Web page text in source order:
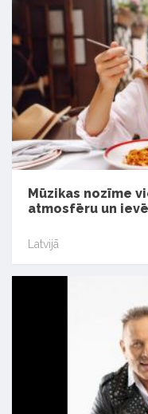
Mūzikas nozīme
atmosfēru un
Latvijā